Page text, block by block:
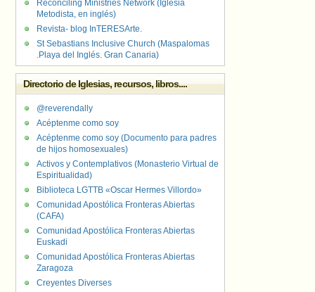
Reconciling Ministries Network (Iglesia
Metodista, en inglés)
Revista- blog InTERESArte.
St Sebastians Inclusive Church (Maspalomas
.Playa del Inglés. Gran Canaria)
Directorio de Iglesias, recursos, libros....
@reverendally
Acéptenme como soy
Acéptenme como soy (Documento para padres
de hijos homosexuales)
Activos y Contemplativos (Monasterio Virtual de
Espiritualidad)
Biblioteca LGTTB «Oscar Hermes Villordo»
Comunidad Apostólica Fronteras Abiertas
(CAFA)
Comunidad Apostólica Fronteras Abiertas
Euskadi
Comunidad Apostólica Fronteras Abiertas
Zaragoza
Creyentes Diverses